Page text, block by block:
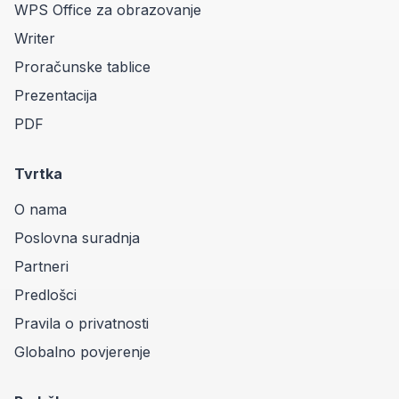
WPS Office za obrazovanje
Writer
Proračunske tablice
Prezentacija
PDF
Tvrtka
O nama
Poslovna suradnja
Partneri
Predlošci
Pravila o privatnosti
Globalno povjerenje